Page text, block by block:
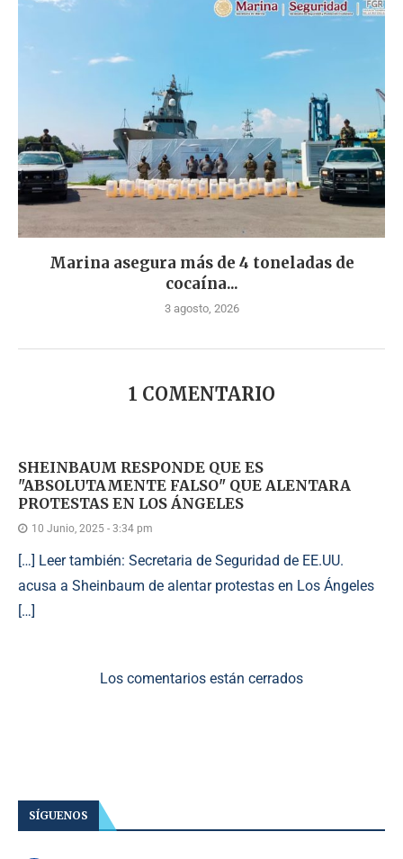
Marina asegura más de 4 toneladas de
cocaína...
3 agosto, 2026
1 COMENTARIO
SHEINBAUM RESPONDE QUE ES
"ABSOLUTAMENTE FALSO" QUE ALENTARA
PROTESTAS EN LOS ÁNGELES
10 Junio, 2025 - 3:34 pm
[…] Leer también: Secretaria de Seguridad de EE.UU.
acusa a Sheinbaum de alentar protestas en Los Ángeles
[…]
Los comentarios están cerrados
SÍGUENOS